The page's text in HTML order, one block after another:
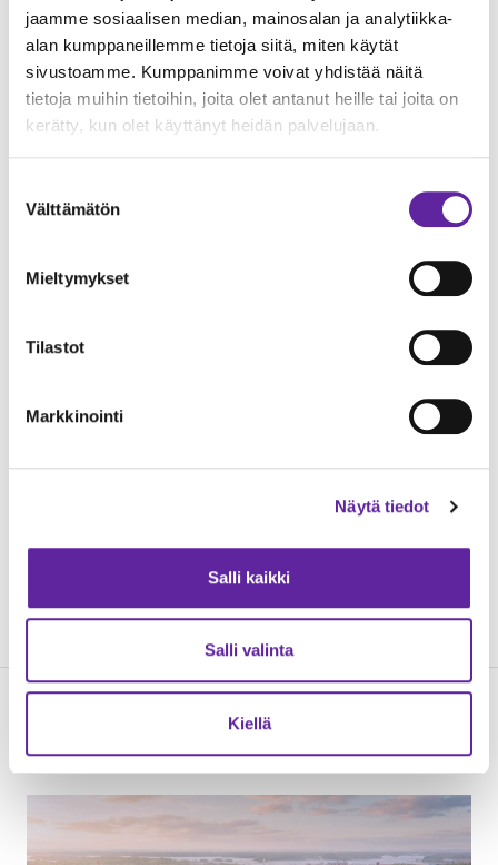
jaamme sosiaalisen median, mainosalan ja analytiikka-
alan kumppaneillemme tietoja siitä, miten käytät
sivustoamme. Kumppanimme voivat yhdistää näitä
tietoja muihin tietoihin, joita olet antanut heille tai joita on
kerätty, kun olet käyttänyt heidän palvelujaan.
valinta
Välttämätön
Mieltymykset
Tilastot
Markkinointi
Näytä tiedot
Salli kaikki
Salli valinta
Kiellä
Kohde
Rakennus
Logistiikkakeskus, viisi vaihetta, 58 000 m
Rakennusaika
.
Lue seuraavaksi